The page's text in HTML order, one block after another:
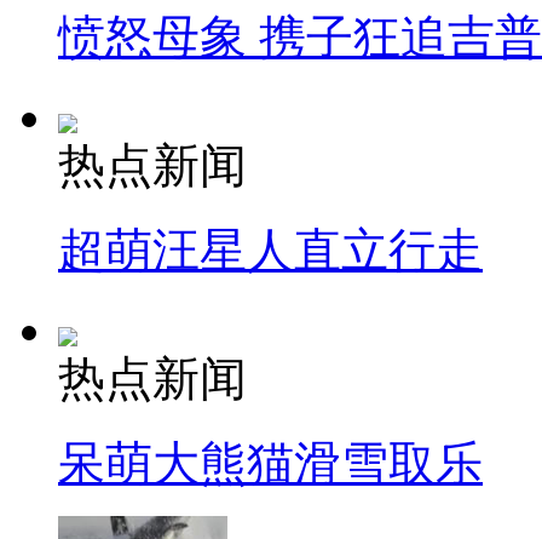
愤怒母象 携子狂追吉
热点新闻
超萌汪星人直立行走
热点新闻
呆萌大熊猫滑雪取乐